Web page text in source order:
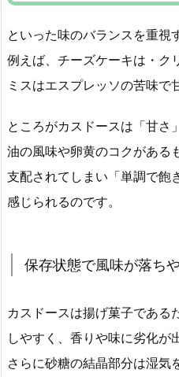
といった味のバランスを重視
例えば、チーズケーキは・ク
ミスはエスプレッソの苦味で
ところがカスドースは「甘さ
油の風味や卵黄のコクがある
支配されてしまい「単調で飽
感じられるのです。
保存状態で風味が落ち
カスドースは揚げ菓子である
しやすく、香りや味に劣化が
さらに砂糖の結晶部分は湿気